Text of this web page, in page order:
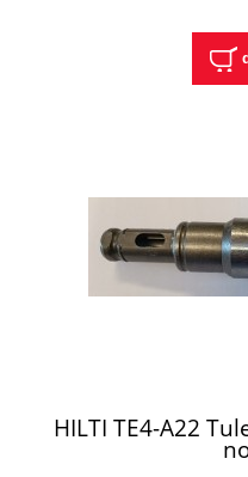
HILTI TE4-A22